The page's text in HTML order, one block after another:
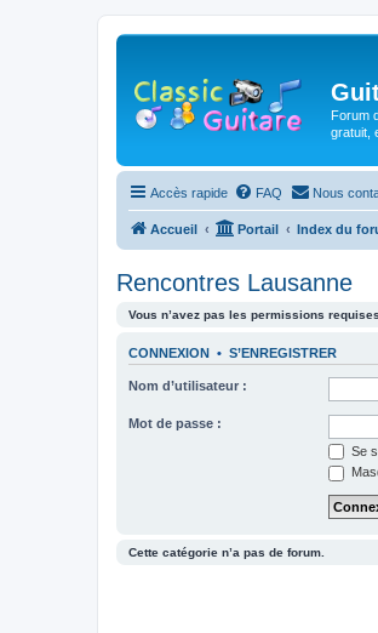
Forum
gratuit,
Accès rapide FAQ Nous
Accueil Portail Index du
Rencontres Lausanne
Vous n’avez pas les permissions
CONNEXION • S’ENREGISTRER
Nom d’utilisateur :
Mot de passe :
Se
Cette catégorie n’a pas de forum.